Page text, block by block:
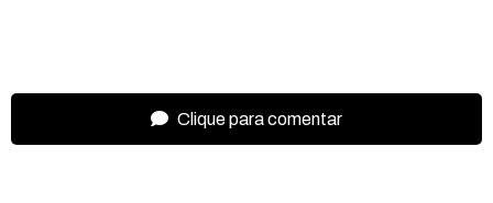
Clique para comentar